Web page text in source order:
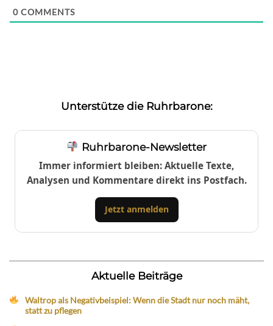
0 COMMENTS
Unterstütze die Ruhrbarone:
Ruhrbarone-Newsletter
Immer informiert bleiben: Aktuelle Texte,
Analysen und Kommentare direkt ins Postfach.
Jetzt anmelden
Aktuelle Beiträge
Waltrop als Negativbeispiel: Wenn die Stadt nur noch mäht,
statt zu pflegen